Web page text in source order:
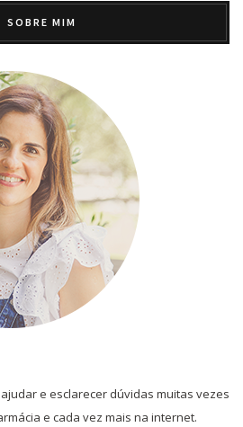
SOBRE MIM
e esclarecer dúvidas muitas vezes
e cada vez mais na internet.